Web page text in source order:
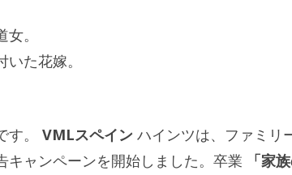
。
た花嫁。
す。 VMLスペイン ハインツは、ファミリ
キャンペーンを開始しました。卒業
「家